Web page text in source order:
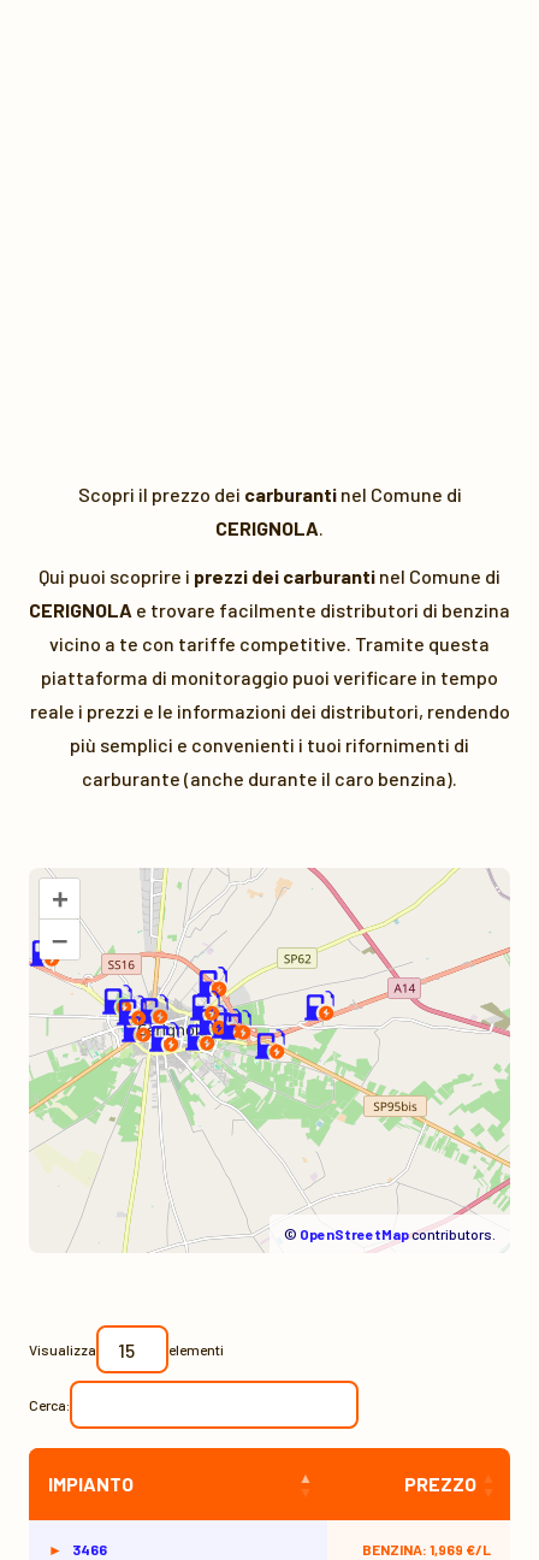
Scopri il prezzo dei carburantinel Comune di
CERIGNOLA.
Qui puoi scoprire i prezzi dei carburanti nel Comune di
CERIGNOLA e trovare facilmente distributori di benzina
vicino a te con tariffe competitive. Tramite questa
piattaforma di monitoraggio puoi verificare in tempo
reale i prezzi e le informazioni dei distributori, rendendo
più semplici e convenienti i tuoi rifornimenti di
carburante (anche durante il caro benzina).
+
–
© OpenStreetMapcontributors.
Visualizza elementi
Cerca:
IMPIANTO PREZZO
3466
BENZINA: 1,969 €/L